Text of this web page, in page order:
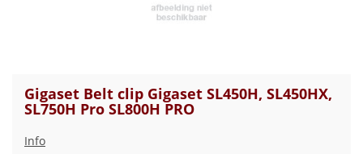
Gigaset Belt clip Gigaset SL450H, SL450HX,
SL750H Pro SL800H PRO
Info